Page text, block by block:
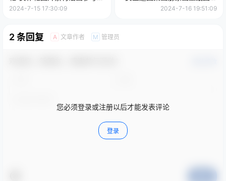
美术设计资料
2024-7-15 17:30:09
素材美术资料
2024-7-16 19:51:09
2 条回复 A 文章作者 M 管理员
您必须登录或注册以后才能发表评论
登录